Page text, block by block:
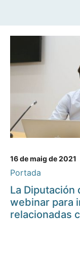
16 de maig de 2021
Portada
La Diputación
webinar para
relacionadas